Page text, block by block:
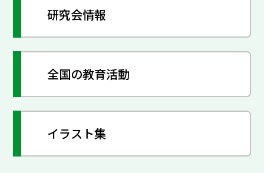
研究会情報
全国の教育活動
イラスト集